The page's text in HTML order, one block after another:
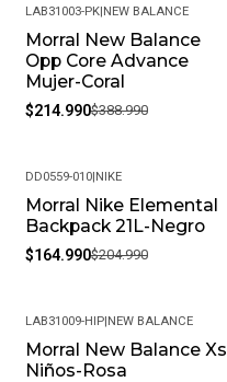
-45%
LAB31003-PK| NEW BALANCE
Morral New Balance
Opp Core Advance
Mujer-Coral
$214.990$388.990
-20%
DD0559-010| NIKE
Morral Nike Elemental
Backpack 21L-Negro
$164.990$204.990
-45%
LAB31009-HIP| NEW BALANCE
Morral New Balance Xs
Niños-Rosa